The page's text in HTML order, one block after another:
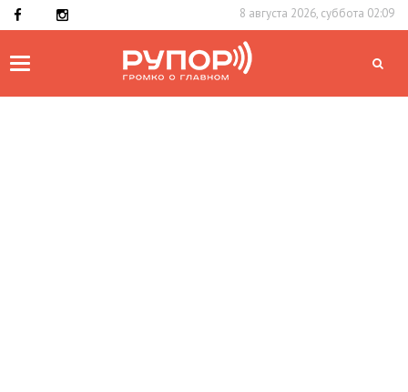
8 августа 2026, суббота 02:09
Toggle